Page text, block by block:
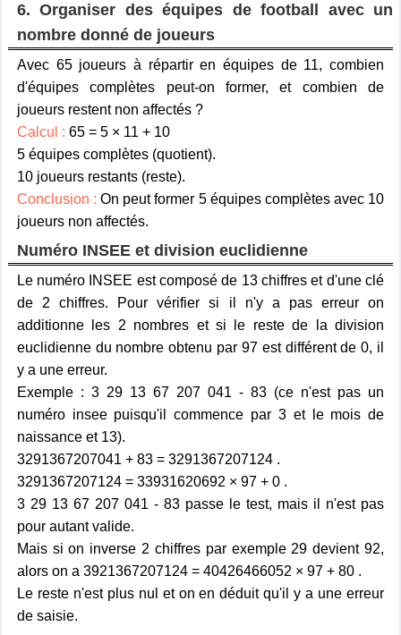
6. Organiser des équipes de football avec un
nombre donné de joueurs
Avec 65 joueurs à répartir en équipes de 11, combien
d'équipes complètes peut-on former, et combien de
joueurs restent non affectés ?
Calcul : 65 = 5 × 11 + 10
5 équipes complètes (quotient).
10 joueurs restants (reste).
Conclusion : On peut former 5 équipes complètes avec 10
joueurs non affectés.
Numéro INSEE et division euclidienne
Le numéro INSEE est composé de 13 chiffres et d'une clé
de 2 chiffres. Pour vérifier si il n'y a pas erreur on
additionne les 2 nombres et si le reste de la division
euclidienne du nombre obtenu par 97 est différent de 0, il
y a une erreur.
Exemple : 3 29 13 67 207 041 - 83 (ce n'est pas un
numéro insee puisqu'il commence par 3 et le mois de
naissance et 13).
3291367207041 + 83 = 3291367207124 .
3291367207124 = 33931620692 × 97 + 0 .
3 29 13 67 207 041 - 83 passe le test, mais il n'est pas
pour autant valide.
Mais si on inverse 2 chiffres par exemple 29 devient 92,
alors on a 3921367207124 = 40426466052 × 97 + 80 .
Le reste n'est plus nul et on en déduit qu'il y a une erreur
de saisie.